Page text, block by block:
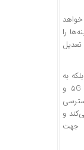
خواهد
را
تعدیل
به
سرمایه‌گذاری اپراتورها در حوزه‌هایی چون ۵G و
و
جهت